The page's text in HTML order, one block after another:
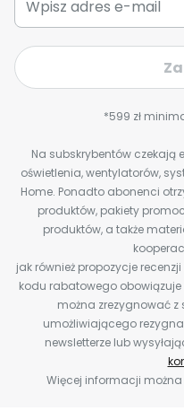
*599 zł
Na subskrybentów czekają
oświetlenia, wentylatorów,
Home. Ponadto abonenci
produktów, pakiety
produktów, a także
jak również propozycje
kodu rabatowego
można zrezygnować z
umożliwiającego
newsletterze lub
Więcej informacji można